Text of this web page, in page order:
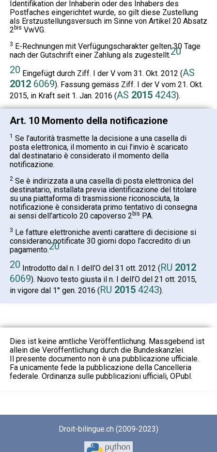
Identifikation der Inhaberin oder des Inhabers des
Postfaches eingerichtet wurde, so gilt diese Zustellung
als Erstzustellungsversuch im Sinne von Artikel 20 Absatz
2 bis VwVG.
3 E-Rechnungen mit Verfügungscharakter gelten 30 Tage
nach der Gutschrift einer Zahlung als zugestellt.20
20 Eingefügt durch Ziff. I der V vom 31. Okt. 2012 (AS
2012 6069). Fassung gemäss Ziff. I der V vom 21. Okt.
2015, in Kraft seit 1. Jan. 2016 (AS 2015 4243).
Art. 10 Momento della notificazione
1 Se l’autorità trasmette la decisione a una casella di
posta elettronica, il momento in cui l’invio è scaricato
dal destinatario è considerato il momento della
notificazione.
2 Se è indirizzata a una casella di posta elettronica del
destinatario, installata previa identificazione del titolare
su una piattaforma di trasmissione riconosciuta, la
notificazione è considerata primo tentativo di consegna
ai sensi dell’articolo 20 capoverso 2 bis PA.
3 Le fatture elettroniche aventi carattere di decisione si
considerano notificate 30 giorni dopo l’accredito di un
pagamento.20
20 Introdotto dal n. I dell’O del 31 ott. 2012 (RU 2012
6069). Nuovo testo giusta il n. I dell’O del 21 ott. 2015,
in vigore dal 1° gen. 2016 (RU 2015 4243).
Dies ist keine amtliche Veröffentlichung. Massgebend ist
allein die Veröffentlichung durch die Bundeskanzlei.
Il presente documento non è una pubblicazione ufficiale.
Fa unicamente fede la pubblicazione della Cancelleria
federale. Ordinanza sulle pubblicazioni ufficiali, OPubl.
Droit-bilingue.ch (2009-2023)